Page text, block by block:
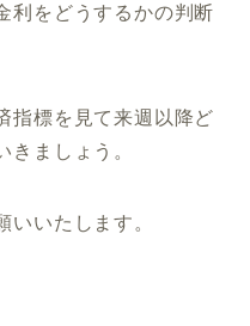
利をどうするかの判断
指標を見て来週以降ど
きましょう。
いいたします。